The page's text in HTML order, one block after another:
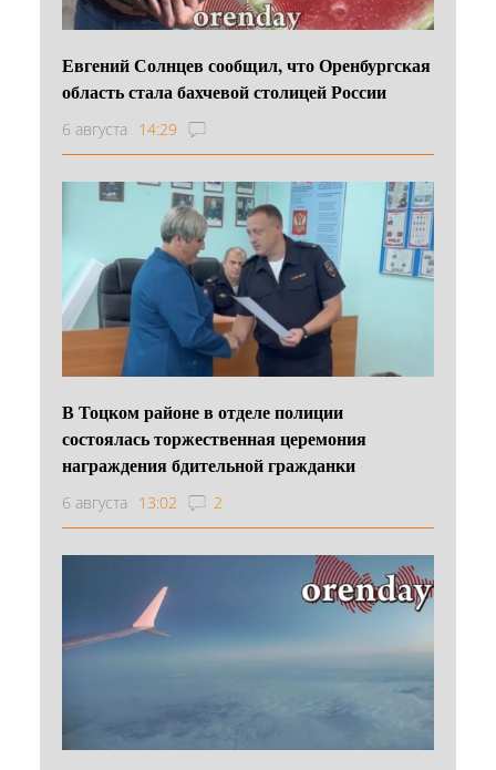
Евгений Солнцев сообщил, что Оренбургская
область стала бахчевой столицей России
6 августа 14:29
В Тоцком районе в отделе полиции
состоялась торжественная церемония
награждения бдительной гражданки
6 августа 13:02 2